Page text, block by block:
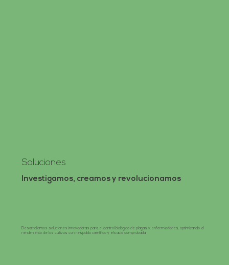
Soluciones
Investigamos, creamos y revolucionamos
Desarrollamos soluciones innovadoras para el control biológico de plagas y enfermedades, optimizando el
rendimiento de los cultivos con respaldo científico y eficacia comprobada.